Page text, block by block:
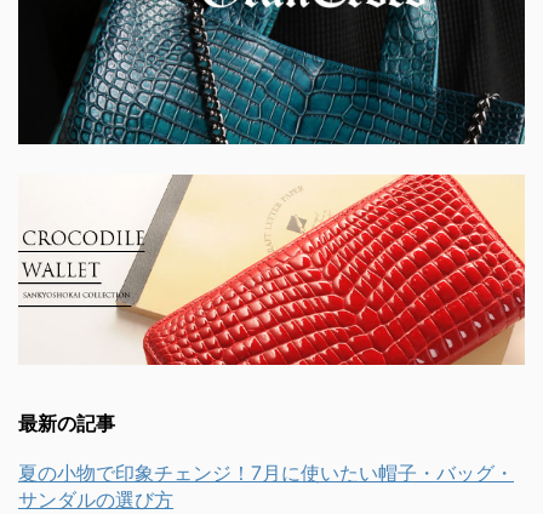
最新の記事
夏の小物で印象チェンジ！7月に使いたい帽子・バッグ・
サンダルの選び方